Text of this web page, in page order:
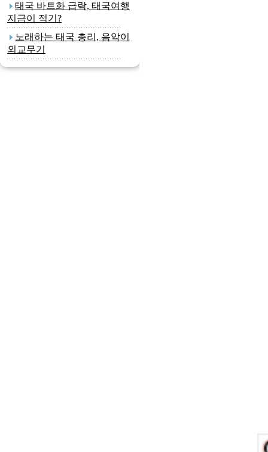
태국 바트화 급락, 태국여행
지금이 적기?
노래하는 태국 총리, 음악이
외교무기